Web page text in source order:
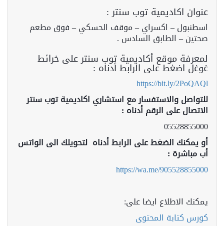
عنوان اكاديمية توب سنتر :
اسطنبول – اكسراي – موقف الحسكي – فوق مطعم
صحتين – الطابق السادس .
لمعرفة موقع أكاديمية توب سنتر على خرائط
غوغل اضغط على الرابط أدناه :
https://bit.ly/2PoQAQl
للتواصل والاستفسار مع استشاري اكاديمية توب سنتر
الاتصال على الرقم أدناه :
05528855000
أو يمكنك الضغط على الرابط أدناه لتحويلك الى الواتس
أب مباشرة :
https://wa.me/905528855000
يمكنك الاطلاع ايضا على:
كورس كتابة المحتوى